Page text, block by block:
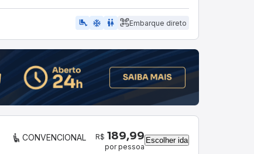
airline_seat_legroom_extra ac_unit wc Embarque direto
CONVENCIONAL R$ 189,99
por pessoa
Escolher ida